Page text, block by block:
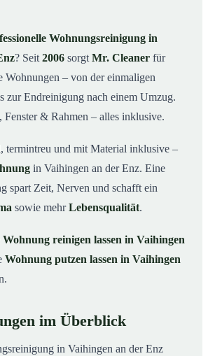
für eine Wohnungsreinigung
Profis Ihre Wohnung in
Enz
Wohnungsreinigung in
? Seit 2006 sorgt Mr. Cleaner für
Wohnungen – von der einmaligen
zur Endreinigung nach einem Umzug.
& Rahmen – alles inklusive.
termintreu und mit Material inklusive –
in Vaihingen an der Enz. Eine
spart Zeit, Nerven und schafft ein
sowie mehrLebensqualität.
Wohnung reinigen lassen in Vaihingen
Wohnung putzen lassen in Vaihingen
im Überblick
in Vaihingen an der Enz